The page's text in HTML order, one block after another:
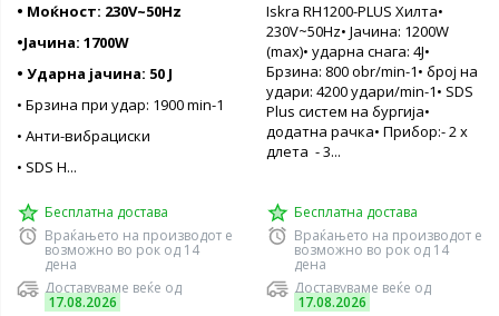
• Моќност: 230V~50Hz
•Јачина: 1700W
• Ударна јачина: 50 J
• Брзина при удар: 1900 min-1
• Анти-вибрациски
• SDS H...
Бесплатна достава
Враќањето на производот е
возможно во рок од 14
дена
Доставуваме веќе од
17.08.2026
Iskra RH1200-PLUS Хилта•
230V~50Hz• Јачина: 1200W
(max)• ударна снага: 4J•
Брзина: 800 obr/min-1• број на
удари: 4200 удари/min-1• SDS
Plus систем на бургија•
додатна рачка• Прибор:- 2 x
длета - 3...
Бесплатна достава
Враќањето на производот е
возможно во рок од 14
дена
Доставуваме веќе од
17.08.2026